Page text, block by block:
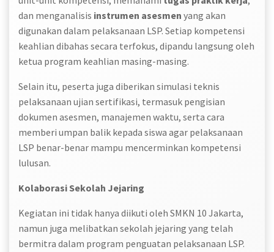
dan menganalisis instrumen asesmen yang akan
digunakan dalam pelaksanaan LSP. Setiap kompetensi
keahlian dibahas secara terfokus, dipandu langsung oleh
ketua program keahlian masing-masing.
Selain itu, peserta juga diberikan simulasi teknis
pelaksanaan ujian sertifikasi, termasuk pengisian
dokumen asesmen, manajemen waktu, serta cara
memberi umpan balik kepada siswa agar pelaksanaan
LSP benar-benar mampu mencerminkan kompetensi
lulusan.
Kolaborasi Sekolah Jejaring
Kegiatan ini tidak hanya diikuti oleh SMKN 10 Jakarta,
namun juga melibatkan sekolah jejaring yang telah
bermitra dalam program penguatan pelaksanaan LSP.